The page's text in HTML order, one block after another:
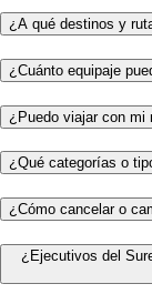
¿A qué destinos y
¿Cuánto equipaje
¿Puedo viajar con
¿Qué categorías o
¿Cómo cancelar o
¿Ejecutivos del